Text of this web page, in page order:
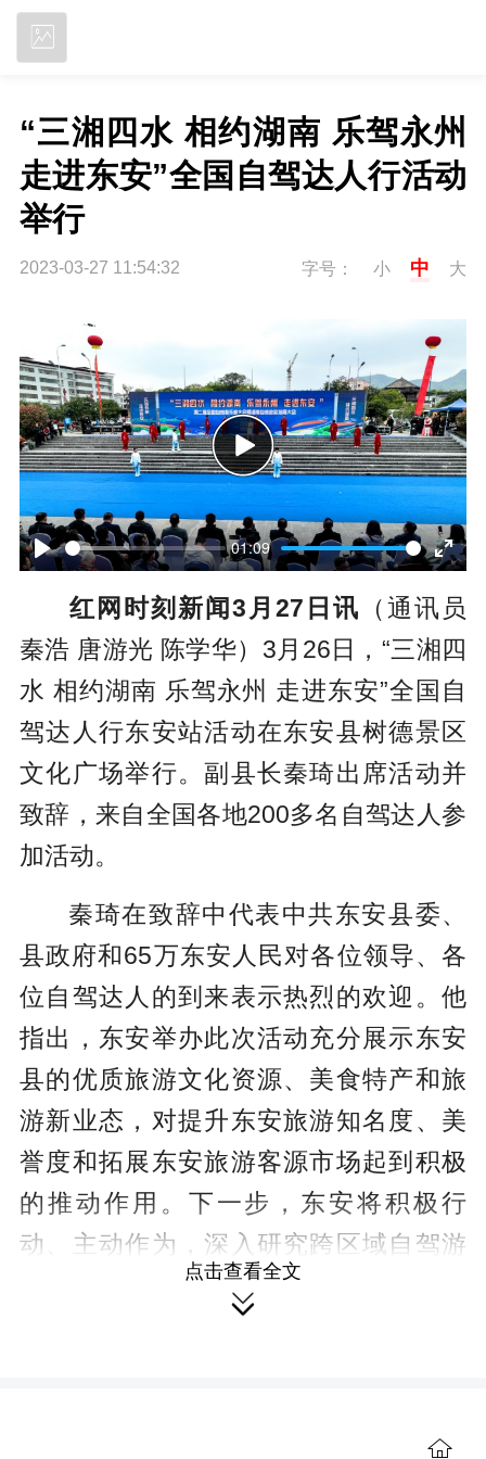
“三湘四水 相约湖南 乐驾永州
走进东安”全国自驾达人行活动
举行
2023-03-27 11:54:32 字号： 小 中 大
P
a
y
01:09
E
n
t
e
r
f
u
s
c
r
e
e
n
P
l
a
y
红网时刻新闻3月27日讯 （通讯员
秦浩 唐游光 陈学华）3月26日，“三湘四
水 相约湖南 乐驾永州 走进东安”全国自
驾达人行东安站活动在东安县树德景区
文化广场举行。副县长秦琦出席活动并
致辞，来自全国各地200多名自驾达人参
加活动。
秦琦在致辞中代表中共东安县委、
县政府和65万东安人民对各位领导、各
位自驾达人的到来表示热烈的欢迎。他
指出，东安举办此次活动充分展示东安
县的优质旅游文化资源、美食特产和旅
游新业态，对提升东安旅游知名度、美
誉度和拓展东安旅游客源市场起到积极
的推动作用。下一步，东安将积极行
动、主动作为，深入研究跨区域自驾游
资源整合和联动发展的路径、方法，实
现强强联合、美美与共，把东安自驾游
点击查看全文
